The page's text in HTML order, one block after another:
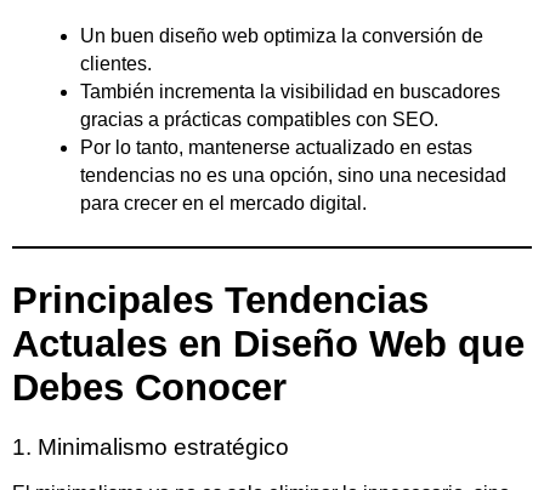
Un buen diseño web optimiza la conversión de
clientes.
También incrementa la visibilidad en buscadores
gracias a prácticas compatibles con SEO.
Por lo tanto, mantenerse actualizado en estas
tendencias no es una opción, sino una necesidad
para crecer en el mercado digital.
Principales Tendencias
Actuales en Diseño Web que
Debes Conocer
1. Minimalismo estratégico